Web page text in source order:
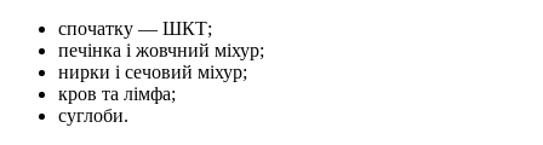
спочатку — ШКТ;
печінка і жовчний міхур;
нирки і сечовий міхур;
кров та лімфа;
суглоби.